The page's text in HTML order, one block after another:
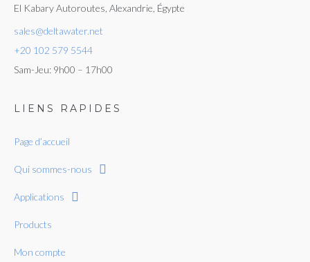
El Kabary Autoroutes, Alexandrie, Égypte
sales@deltawater.net
+20 102 579 5544
Sam-Jeu: 9h00 – 17h00
LIENS RAPIDES
Page d’accueil
Qui sommes-nous
Applications
Products
Mon compte